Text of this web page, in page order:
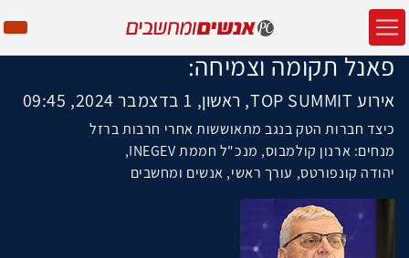
פאנל תקומה וצמיחה:
אירוע TOP SUMMIT, ראשון, 1 בדצמבר 2024, 09:45
כיצד חברות הטק בנגב מתאוששות אחרי חרבות ברזל
מנחים: ארנון קולמבוס, מנכ"ל חממת INEGEV,
יהודה קונפורטס, עורך ראשי, אנשים ומחשבים